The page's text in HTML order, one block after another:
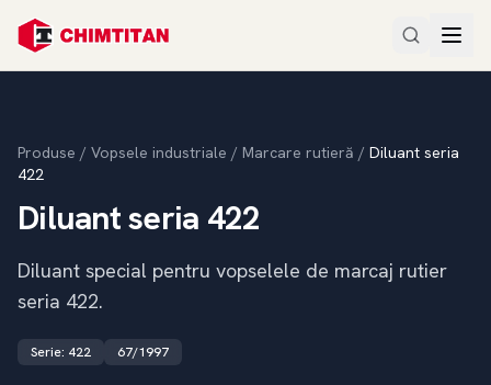
Produse / Vopsele industriale / Marcare rutieră / Diluant seria
422
Diluant seria 422
Diluant special pentru vopselele de marcaj rutier
seria 422.
Serie: 422 67/1997